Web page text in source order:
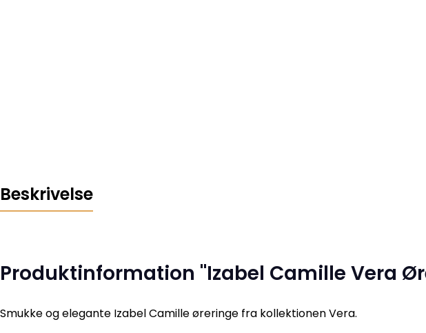
Beskrivelse
Produktinformation "Izabel Camille Vera
Smukke og elegante Izabel Camille øreringe fra kollektionen Vera.